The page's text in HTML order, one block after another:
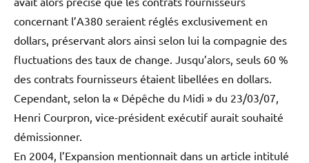
concernant l’A380 seraient réglés exclusivement en
dollars, préservant alors ainsi selon lui la compagnie des
fluctuations des taux de change. Jusqu’alors, seuls 60 %
des contrats fournisseurs étaient libellées en dollars.
Cependant, selon la « Dépêche du Midi » du 23/03/07,
Henri Courpron, vice-président exécutif aurait souhaité
démissionner.
En 2004, l’Expansion mentionnait dans un article intitulé